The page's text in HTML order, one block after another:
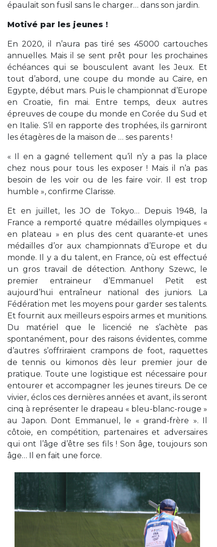
épaulait son fusil sans le charger… dans son jardin.
Motivé par les jeunes !
En 2020, il n’aura pas tiré ses 45000 cartouches
annuelles. Mais il se sent prêt pour les prochaines
échéances qui se bousculent avant les Jeux. Et
tout d’abord, une coupe du monde au Caire, en
Egypte, début mars. Puis le championnat d’Europe
en Croatie, fin mai. Entre temps, deux autres
épreuves de coupe du monde en Corée du Sud et
en Italie. S’il en rapporte des trophées, ils garniront
les étagères de la maison de … ses parents !
« Il en a gagné tellement qu’il n’y a pas la place
chez nous pour tous les exposer ! Mais il n’a pas
besoin de les voir ou de les faire voir. Il est trop
humble », confirme Clarisse.
Et en juillet, les JO de Tokyo… Depuis 1948, la
France a remporté quatre médailles olympiques «
en plateau » en plus des cent quarante-et unes
médailles d’or aux championnats d’Europe et du
monde. Il y a du talent, en France, où est effectué
un gros travail de détection. Anthony Szewc, le
premier entraineur d’Emmanuel Petit est
aujourd’hui entraîneur national des juniors. La
Fédération met les moyens pour garder ses talents.
Et fournit aux meilleurs espoirs armes et munitions.
Du matériel que le licencié ne s’achète pas
spontanément, pour des raisons évidentes, comme
d’autres s’offriraient crampons de foot, raquettes
de tennis ou kimonos dès leur premier jour de
pratique. Toute une logistique est nécessaire pour
entourer et accompagner les jeunes tireurs. De ce
vivier, éclos ces dernières années et avant, ils seront
cinq à représenter le drapeau « bleu-blanc-rouge »
au Japon. Dont Emmanuel, le « grand-frère ». Il
côtoie, en compétition, partenaires et adversaires
qui ont l’âge d’être ses fils ! Son âge, toujours son
âge… Il en fait une force.